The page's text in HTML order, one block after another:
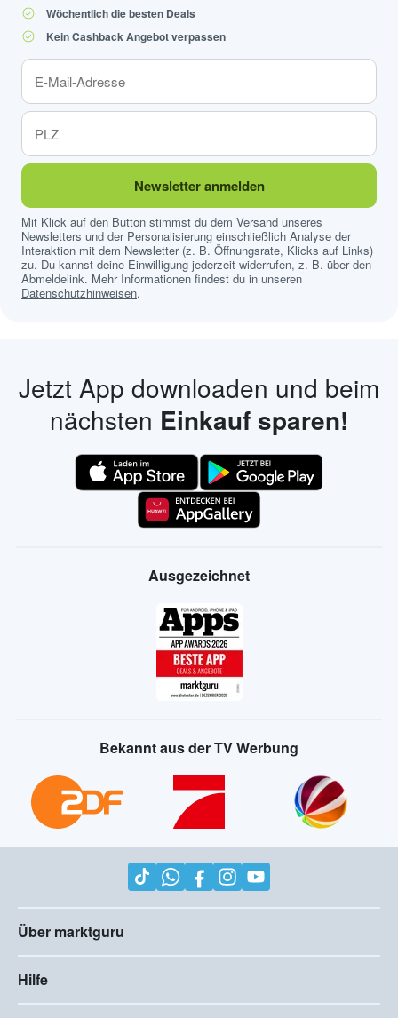
Wöchentlich die besten Deals
Kein Cashback Angebot verpassen
Newsletter anmelden
Mit Klick auf den Button stimmst du dem Versand unseres
Newsletters und der Personalisierung einschließlich Analyse der
Interaktion mit dem Newsletter (z. B. Öffnungsrate, Klicks auf Links)
zu. Du kannst deine Einwilligung jederzeit widerrufen, z. B. über den
Abmeldelink. Mehr Informationen findest du in unseren
Datenschutzhinweisen.
Jetzt App downloaden und beim
nächsten Einkauf sparen!
Ausgezeichnet
Bekannt aus der TV Werbung
Über marktguru
Hilfe